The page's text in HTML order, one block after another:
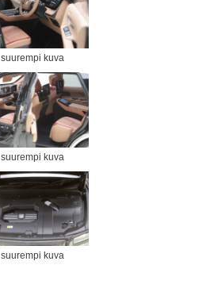
suurempi kuva
suurempi kuva
suurempi kuva